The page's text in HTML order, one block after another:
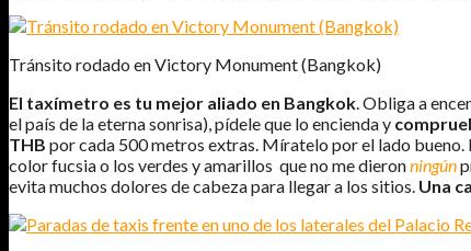
Tránsito rodado en Victory Monument (Bangkok)
El taxímetro es tu mejor aliado en Bangkok. Obliga a
el país de la eterna sonrisa), pídele que lo encienda y
THB por cada 500 metros extras. Míratelo por el lado bueno.
color fucsia o los verdes y amarillos que no me dieronningún
evita muchos dolores de cabeza para llegar a los sitios. Una